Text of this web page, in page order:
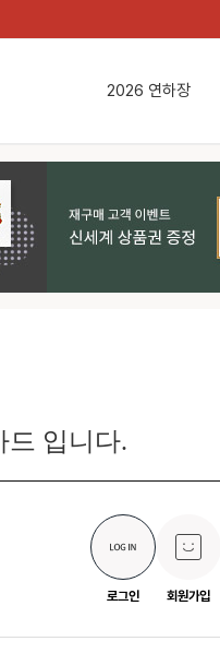
2026 연하장
드 입니다.
로그인 회원가입